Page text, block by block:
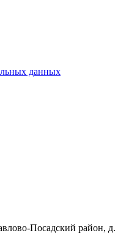
данных
Посадский район, д.